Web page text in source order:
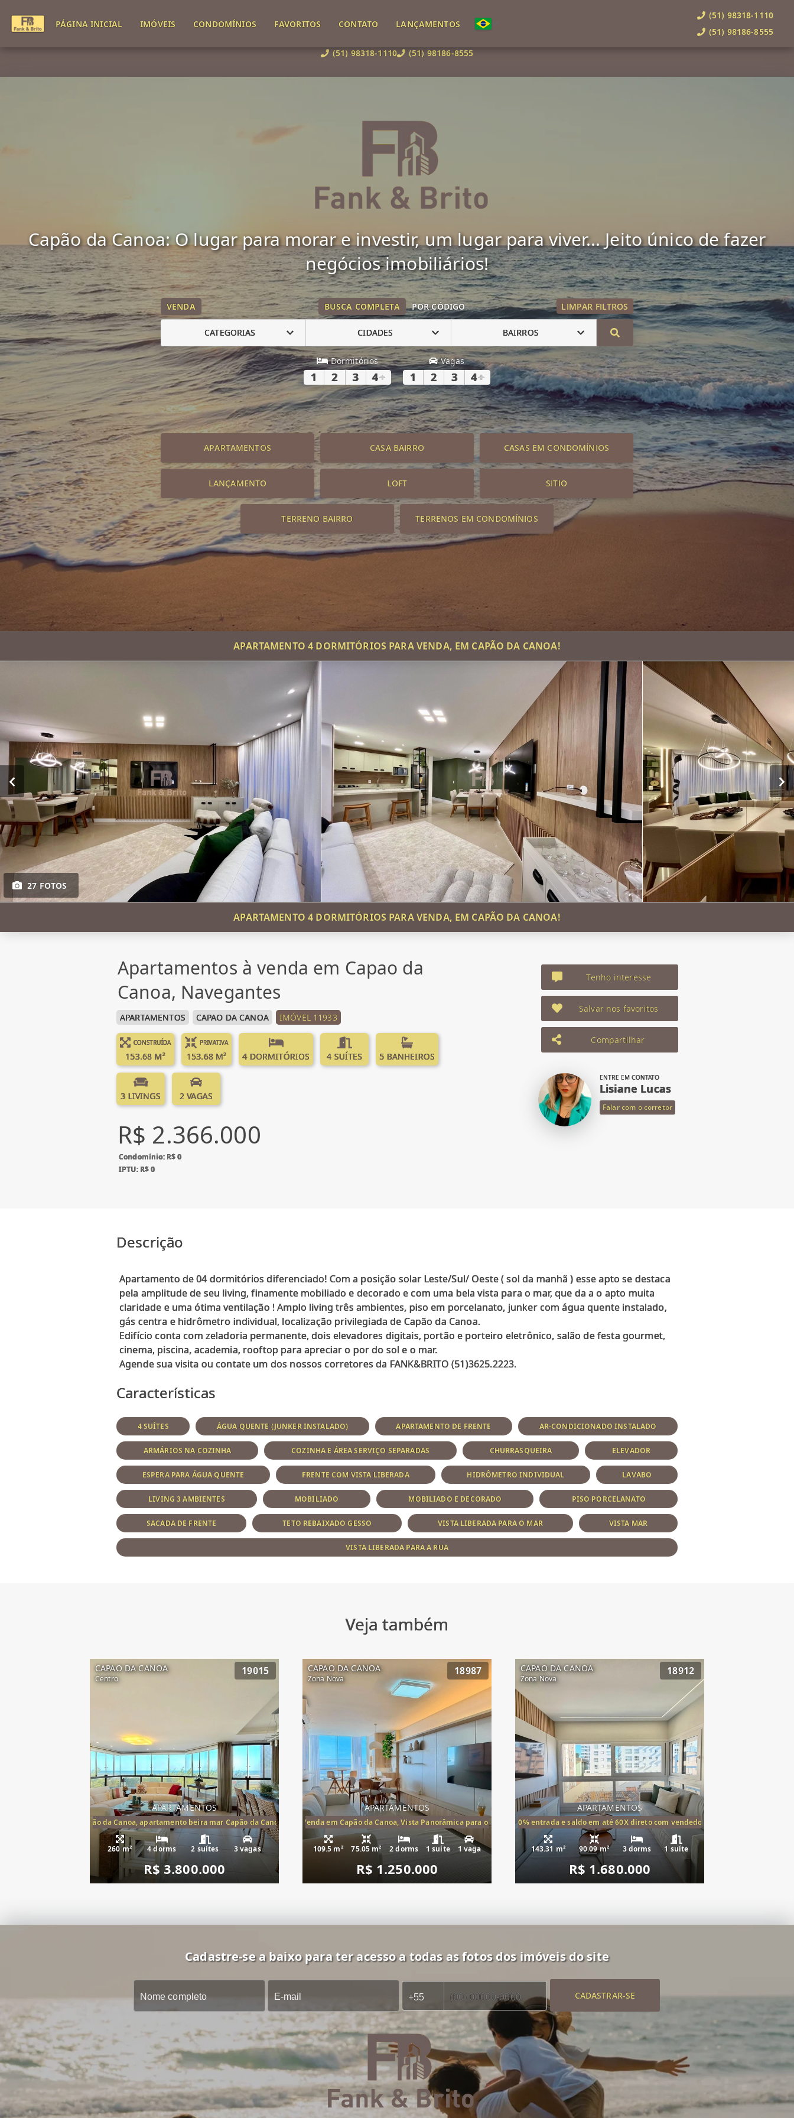
(51) 98318-1110 (51) 98186-8555
PÁGINA INICIAL IMÓVEIS CONDOMÍNIOS FAVORITOS CONTATO LANÇAMENTOS
(51) 98318-1110
(51) 98186-8555
Capão da Canoa: O lugar para morar e investir, um lugar para viver... Jeito único de fazer
negócios imobiliários!
VENDA BUSCA COMPLETA POR CÓDIGO LIMPAR FILTROS
CATEGORIAS CIDADES BAIRROS
Dormitórios
1 2 3 4+
Vagas
1 2 3 4+
APARTAMENTOS CASA BAIRRO CASAS EM CONDOMÍNIOS
LANÇAMENTO LOFT SITIO
TERRENO BAIRRO TERRENOS EM CONDOMÍNIOS
APARTAMENTO 4 DORMITÓRIOS PARA VENDA, EM CAPÃO DA CANOA!
27 FOTOS
APARTAMENTO 4 DORMITÓRIOS PARA VENDA, EM CAPÃO DA CANOA!
Apartamentos à venda em Capao da
Canoa, Navegantes
APARTAMENTOS CAPAO DA CANOA IMÓVEL 11933
CONSTRUÍDA
153.68 M²
PRIVATIVA
153.68 M² 4 DORMITÓRIOS 4 SUÍTES 5 BANHEIROS
3 LIVINGS 2 VAGAS
R$ 2.366.000
Condomínio: R$ 0
IPTU: R$ 0
Tenho interesse
Salvar nos favoritos
Compartilhar
ENTRE EM CONTATO
Lisiane Lucas
Falar com o corretor
Descrição
Apartamento de 04 dormitórios diferenciado! Com a posição solar Leste/Sul/ Oeste ( sol da manhã ) esse apto se destaca
pela amplitude de seu living, finamente mobiliado e decorado e com uma bela vista para o mar, que da a o apto muita
claridade e uma ótima ventilação ! Amplo living três ambientes, piso em porcelanato, junker com água quente instalado,
gás centra e hidrômetro individual, localização privilegiada de Capão da Canoa.
Edifício conta com zeladoria permanente, dois elevadores digitais, portão e porteiro eletrônico, salão de festa gourmet,
cinema, piscina, academia, rooftop para apreciar o por do sol e o mar.
Características
4 SUÍTES ÁGUA QUENTE (JUNKER INSTALADO) APARTAMENTO DE FRENTE AR-CONDICIONADO INSTALADO
ARMÁRIOS NA COZINHA COZINHA E ÁREA SERVIÇO SEPARADAS CHURRASQUEIRA ELEVADOR
ESPERA PARA ÁGUA QUENTE FRENTE COM VISTA LIBERADA HIDRÔMETRO INDIVIDUAL LAVABO
LIVING 3 AMBIENTES MOBILIADO MOBILIADO E DECORADO PISO PORCELANATO
SACADA DE FRENTE TETO REBAIXADO GESSO VISTA LIBERADA PARA O MAR VISTA MAR
VISTA LIBERADA PARA A RUA
Veja também
CAPAO DA CANOA
Centro
19015
APARTAMENTOS
frente mar Capão da Canoa, apartamento beira mar Capão da Canoa, apartamento à venda Cap
260 m² 4 dorms 2 suítes 3 vagas
R$ 3.800.000
CAPAO DA CANOA
Zona Nova
18987
APARTAMENTOS
Apartamento Beira-Mar à Venda em Capão da Canoa, Vista Panorâmica para o Mar, 2 Dormitórios,(1suíte)
109.5 m² 75.05 m² 2 dorms 1 suíte 1 vaga
R$ 1.250.000
CAPAO DA CANOA
Zona Nova
18912
APARTAMENTOS
20% entrada e saldo em até 60X direto com vendedor
143.31 m² 90.09 m² 3 dorms 1 suíte
R$ 1.680.000
Cadastre-se a baixo para ter acesso a todas as fotos dos imóveis do site
CADASTRAR-SE